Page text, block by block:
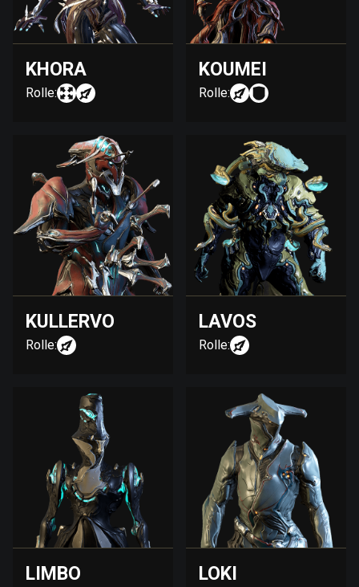
KHORA
Rolle:
KOUMEI
Rolle:
KULLERVO
Rolle:
LAVOS
Rolle:
LIMBO LOKI